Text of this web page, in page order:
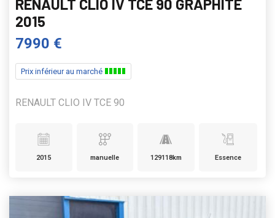
RENAULT CLIO IV TCE 90 GRAPHITE
2015
7990 €
Prix inférieur au marché
RENAULT CLIO IV TCE 90
2015 manuelle 129118km Essence